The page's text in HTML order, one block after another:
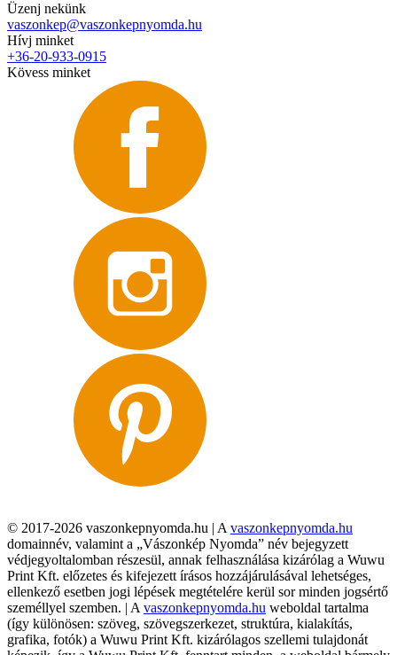
Üzenj nekünk
vaszonkep@vaszonkepnyomda.hu
Hívj minket
+36-20-933-0915
Kövess minket
© 2017-2026 vaszonkepnyomda.hu | A vaszonkepnyomda.hu
domainnév, valamint a „Vászonkép Nyomda” név bejegyzett
védjegyoltalomban részesül, annak felhasználása kizárólag a Wuwu
Print Kft. előzetes és kifejezett írásos hozzájárulásával lehetséges,
ellenkező esetben jogi lépések megtételére kerül sor minden jogsértő
személlyel szemben. | A vaszonkepnyomda.hu weboldal tartalma
(így különösen: szöveg, szövegszerkezet, struktúra, kialakítás,
grafika, fotók) a Wuwu Print Kft. kizárólagos szellemi tulajdonát